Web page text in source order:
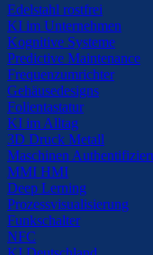
Edelstahl rostfrei
KI im Unternehmen
Kognitive Systeme
Predictive Maintenance
Frequenzumrichter
Gehäusedesigns
Folientastatur
KI im Alltag
3D Druck Metall
Maschinen
MMI HMI
Deep Lerning
Prozessvisualisierung
Funkschalter
NFC